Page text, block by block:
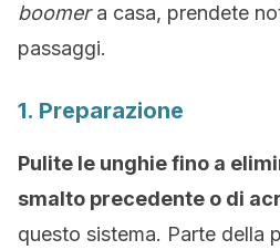
boomera casa, prendete
passaggi.
1. Preparazione
Pulite le unghie fino a
smalto precedente o di
questo sistema. Parte della